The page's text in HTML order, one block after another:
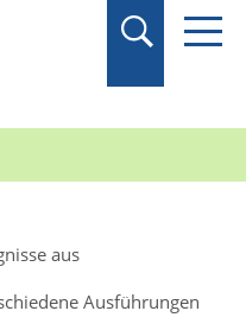
aus
Ausführungen